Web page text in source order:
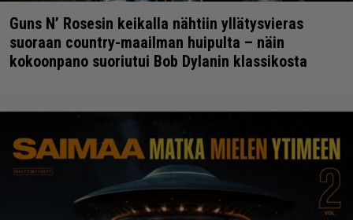
Guns N’ Rosesin keikalla nähtiin yllätysvieras
suoraan country-maailman huipulta – näin
kokoonpano suoriutui Bob Dylanin klassikosta